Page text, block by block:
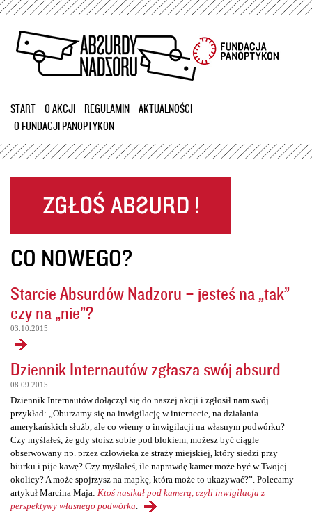
Przejdź
treści
START O AKCJI REGULAMIN
AKTUALNOŚCI
O FUNDACJI PANOPTYKON
CO NOWEGO?
Starcie Absurdów Nadzoru – jesteś na „tak”
czy na „nie”?
03.10.2015
Dziennik Internautów zgłasza swój absurd
08.09.2015
Dziennik Internautów dołączył się do naszej akcji i zgłosił nam swój
przykład: „Oburzamy się na inwigilację w internecie, na działania
amerykańskich służb, ale co wiemy o inwigilacji na własnym podwórku?
Czy myślałeś, że gdy stoisz sobie pod blokiem, możesz być ciągle
obserwowany np. przez człowieka ze straży miejskiej, który siedzi przy
biurku i pije kawę? Czy myślałeś, ile naprawdę kamer może być w Twojej
okolicy? A może spojrzysz na mapkę, która może to ukazywać?”. Polecamy
artykuł Marcina Maja: Ktoś nasikał pod kamerą, czyli inwigilacja z
perspektywy własnego podwórka